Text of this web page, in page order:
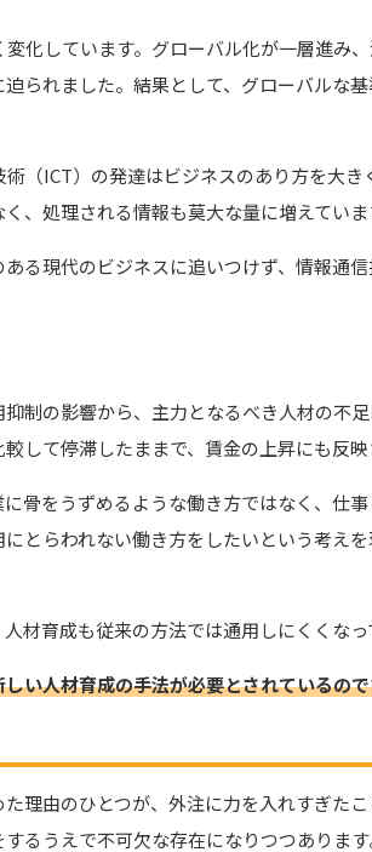
化しています。グローバル化が一層進み
られました。結果として、グローバルな
（ICT）の発達はビジネスのあり方を大
、処理される情報も莫大な量に増えていま
る現代のビジネスに追いつけず、情報通
制の影響から、主力となるべき人材の不
して停滞したままで、賃金の上昇にも反映
骨をうずめるような働き方ではなく、仕
とらわれない働き方をしたいという考え
材育成も従来の方法では通用しにくくなっ
い人材育成の手法が必要とされているの
理由のひとつが、外注に力を入れすぎた
るうえで不可欠な存在になりつつあります